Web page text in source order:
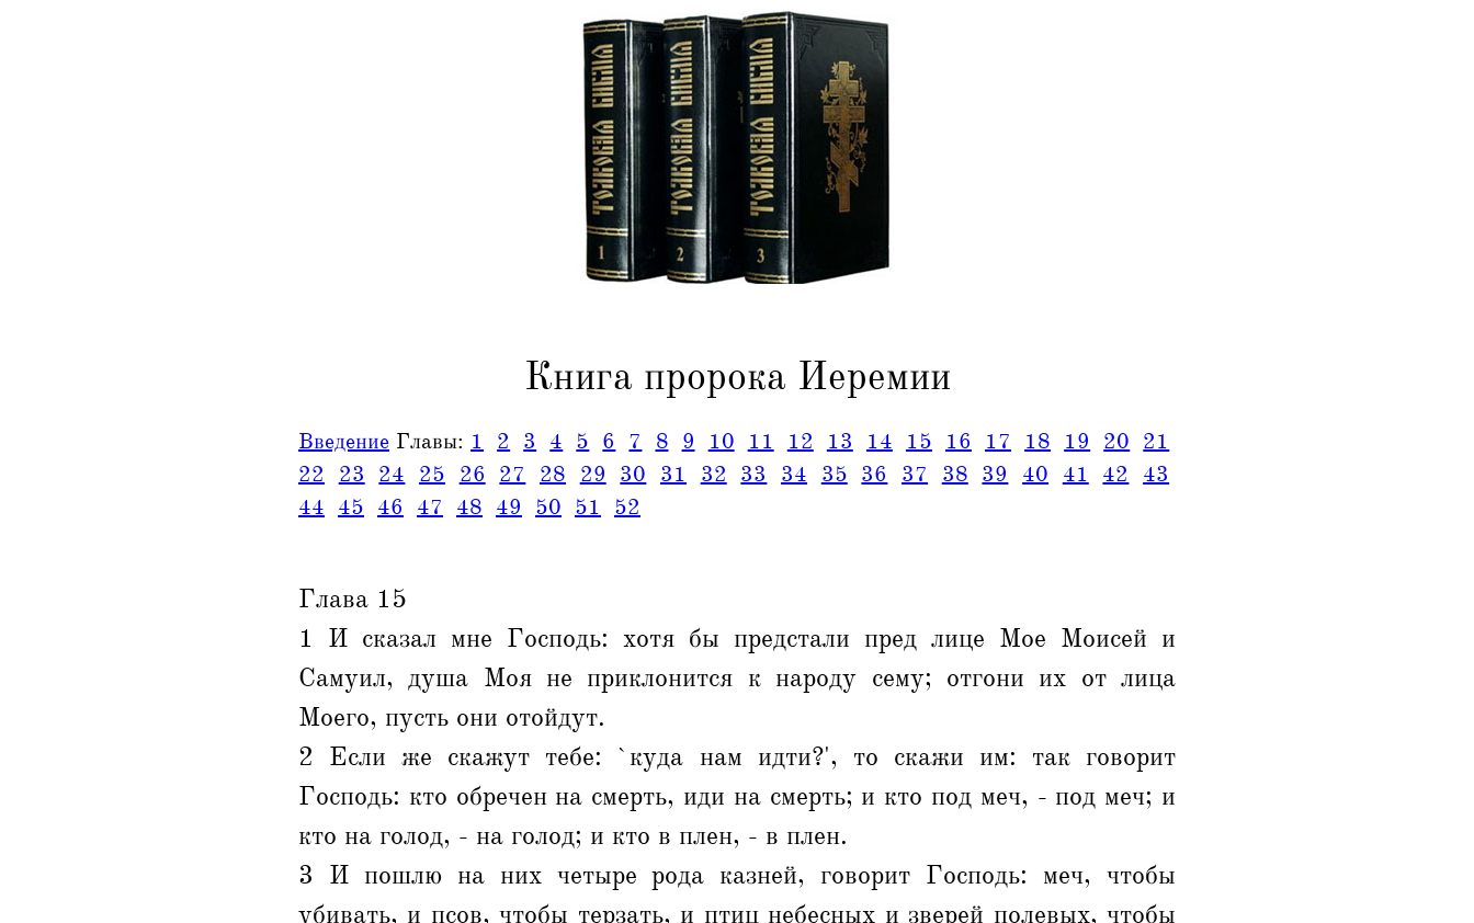
Книга пророка Иеремии
Введение Главы: 1 2 3 4 5 6 7 8 9 10 11 12 13 14 15 16 17 18 19 20 21
22
23 24 25 26 27 28 29 30 31 32 33 34 35 36 37 38 39 40 41 42
43
44 45 46 47 48 49 50 51 52
Глава 15
1 И сказал мне Господь: хотя бы предстали пред лице Мое Моисей и
Самуил, душа Моя не приклонится к народу сему; отгони их от лица
Моего, пусть они отойдут.
2 Если же скажут тебе: `куда нам идти?', то скажи им: так говорит
Господь: кто обречен на смерть, иди на смерть; и кто под меч, - под меч; и
кто на голод, - на голод; и кто в плен, - в плен.
3 И пошлю на них четыре рода казней, говорит Господь: меч, чтобы
убивать, и псов, чтобы терзать, и птиц небесных и зверей полевых, чтобы